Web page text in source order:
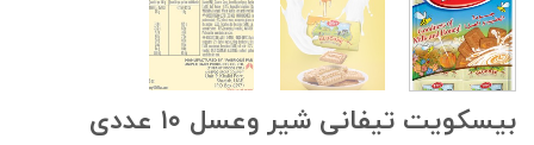
بیسکویت تیفانی شیر وعسل ۱۰ عددی